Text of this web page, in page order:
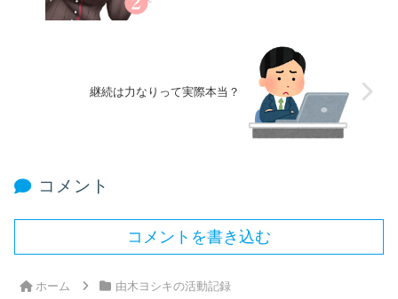
継続は力なりって実際本当？
コメント
コメントを書き込む
ホーム 由木ヨシキの活動記録